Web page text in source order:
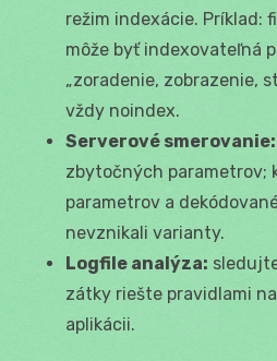
režim indexácie. Príklad:
môže byť indexovateľná
„zoradenie, zobrazenie,
vždy noindex.
Serverové smerovanie:
zbytočných parametrov;
parametrov a
nevznikali varianty.
Logfile analýza:
zátky riešte pravidlami
aplikácii.